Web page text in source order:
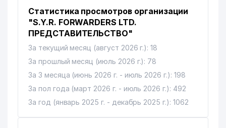
13 INTERHOTEL ООО 577 м
14
ТАШКЕНТСКИЙ
АРХИТЕКТУРНО-
СТРОИТЕЛЬНЫЙ ИНСТИТУТ
(ТАСИ)
BUSINESS TO BUSINESS
CONSULTING ООО
16
ЦЕНТРАЛЬНОЕ
АЭРОГЕОДЕЗИЧЕСКОЕ
688 м
Статистика просмотров организации
"S.Y.R. FORWARDERS LTD.
ПРЕДСТАВИТЕЛЬСТВО"
За текущий месяц (август 2026 г.): 18
За прошлый месяц (июль 2026 г.): 78
За 3 месяца (июнь 2026 г. - июль 2026 г.): 198
За пол года (март 2026 г. - июль 2026 г.): 492
За год (январь 2025 г. - декабрь 2025 г.): 1062